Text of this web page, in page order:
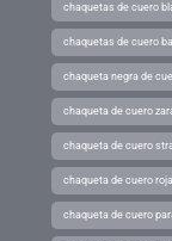
chaquetas de cuero
chaquetas de cuero
chaqueta negra de
chaqueta de cuero
chaqueta de cuero
chaqueta de cuero roja
chaqueta de cuero